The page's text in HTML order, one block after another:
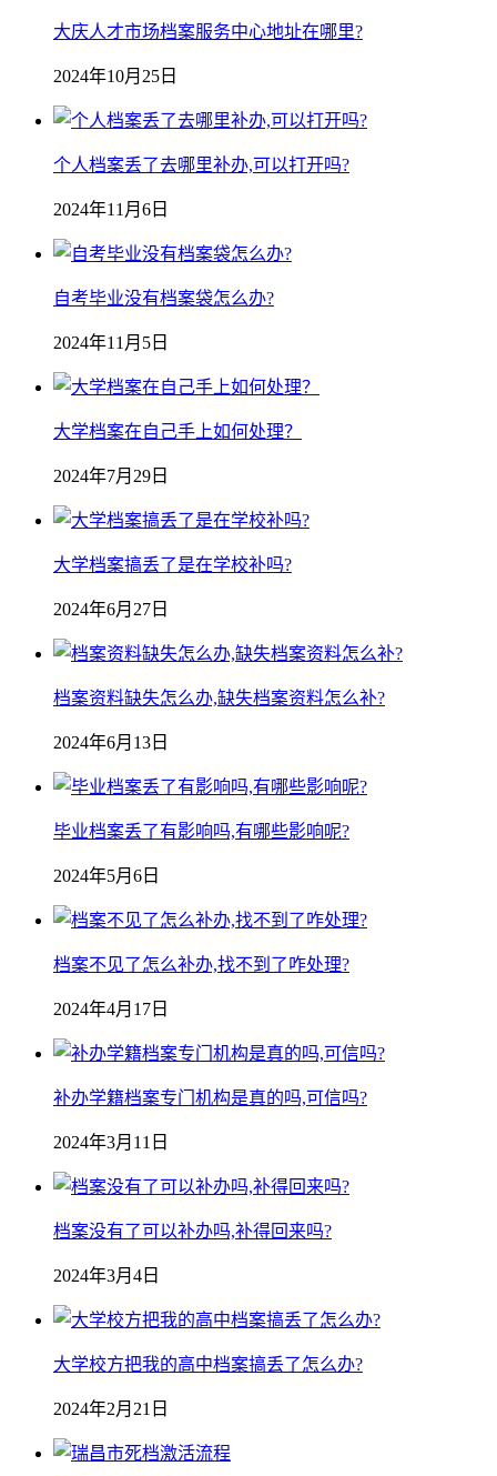
大庆人才市场档案服务中心地址在哪里?
2024年10月25日
个人档案丢了去哪里补办,可以打开吗?
2024年11月6日
自考毕业没有档案袋怎么办?
2024年11月5日
大学档案在自己手上如何处理？
2024年7月29日
大学档案搞丢了是在学校补吗?
2024年6月27日
档案资料缺失怎么办,缺失档案资料怎么补?
2024年6月13日
毕业档案丢了有影响吗,有哪些影响呢?
2024年5月6日
档案不见了怎么补办,找不到了咋处理?
2024年4月17日
补办学籍档案专门机构是真的吗,可信吗?
2024年3月11日
档案没有了可以补办吗,补得回来吗?
2024年3月4日
大学校方把我的高中档案搞丢了怎么办?
2024年2月21日